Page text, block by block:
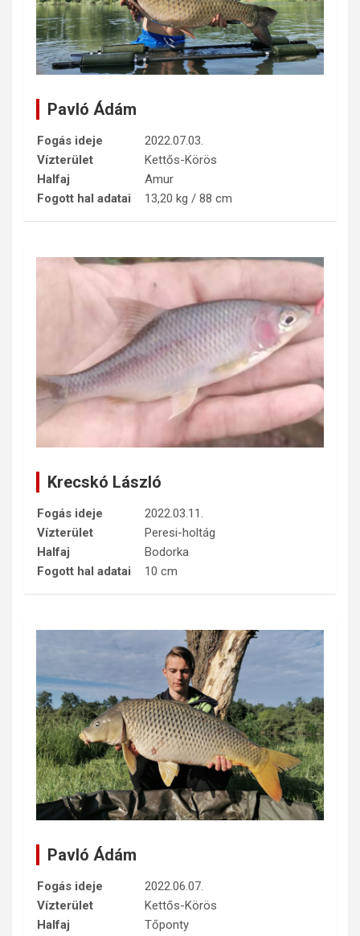
Pavló Ádám
Fogás ideje
2022.07.03.
Vízterület
Kettős-Körös
Halfaj
Amur
Fogott hal adatai
13,20 kg / 88 cm
Krecskó László
Fogás ideje
2022.03.11.
Vízterület
Peresi-holtág
Halfaj
Bodorka
Fogott hal adatai
10 cm
Pavló Ádám
Fogás ideje
2022.06.07.
Vízterület
Kettős-Körös
Halfaj
Tőponty